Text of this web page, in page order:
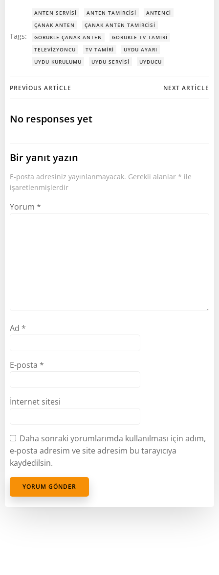
Tags:
ANTEN SERVISI ANTEN TAMIRCISI
ANTENCI
ÇANAK ANTEN
ÇANAK ANTEN TAMIRCISI
GÖRÜKLE ÇANAK ANTEN
GÖRÜKLE TV TAMIRI
TELEVIZYONCU
TV TAMIRI
UYDU AYARI
UYDU KURULUMU
UYDU SERVISI UYDUCU
Post
navigation
PREVIOUS ARTICLE NEXT ARTICLE
No responses yet
Bir yanıt yazın
E-posta adresiniz yayınlanmayacak. Gerekli alanlar * ile
işaretlenmişlerdir
Yorum *
Ad *
E-posta *
İnternet sitesi
Daha sonraki yorumlarımda kullanılması için adım,
e-posta adresim ve site adresim bu tarayıcıya
kaydedilsin.